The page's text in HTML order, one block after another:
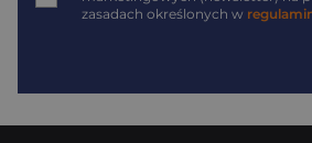
zasadach określonych w